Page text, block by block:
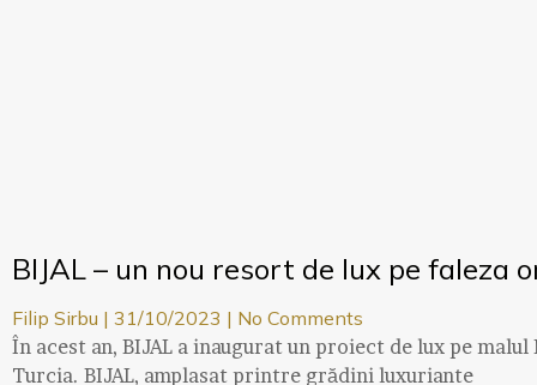
BIJAL – un nou resort de lux pe faleza
Filip Sirbu 31/10/2023
No Comments
În acest an, BIJAL a inaugurat un proiect de lux pe
Turcia. BIJAL, amplasat printre grădini luxuriante